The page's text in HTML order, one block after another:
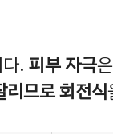
. 피부 자극
리므로 회전식